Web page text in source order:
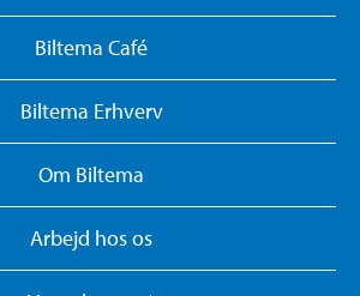
Biltema Café
Biltema Erhverv
Om Biltema
Arbejd hos os